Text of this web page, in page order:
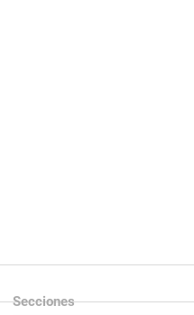
Secciones